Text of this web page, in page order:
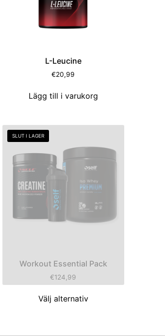
L-Leucine
€20,99
Lägg till i varukorg
SLUT I LAGER
Workout Essential Pack
€124,99
Välj alternativ